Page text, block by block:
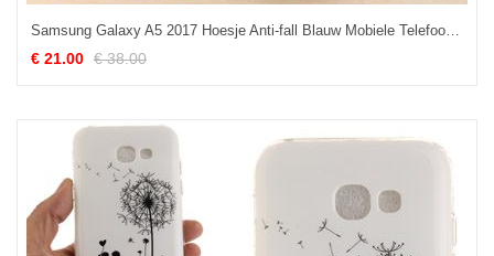
Samsung Galaxy A5 2017 Hoesje Anti-fall Blauw Mobiele Telefoon, Samsung Galaxy A5 2017 Hoesje Hoes Ster
€ 21.00 € 38.00